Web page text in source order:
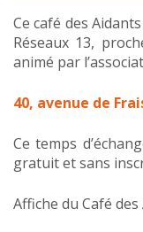
Ce café des
Réseaux 13,
animé par
40, avenue de
Ce temps
gratuit et sans
Affiche du Café